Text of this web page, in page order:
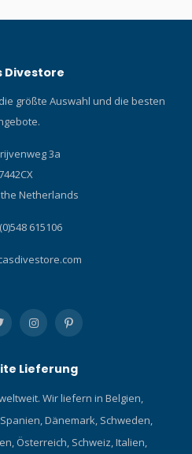
Divestore
größte Auswahl und die besten
3a
Netherlands
615106
Lieferung
Wir liefern in Belgien,
Dänemark, Schweden,
Österreich, Schweiz, Italien,